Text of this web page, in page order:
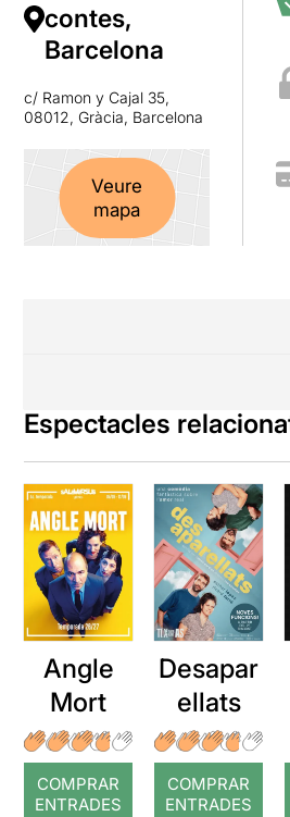
contes,
Barcelona
c/ Ramon y Cajal 35,
08012, Gràcia, Barcelona
Veure
mapa
Espectacles
Angle
Mort
COMPRAR
ENTRADES
Desapar
ellats
COMPRAR
ENTRADES